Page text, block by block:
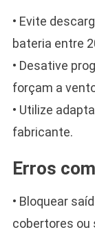
• Evite
bateria entre
• Desative
forçam a
• Utilize
fabricante.
Erros
• Bloquear
cobertores ou